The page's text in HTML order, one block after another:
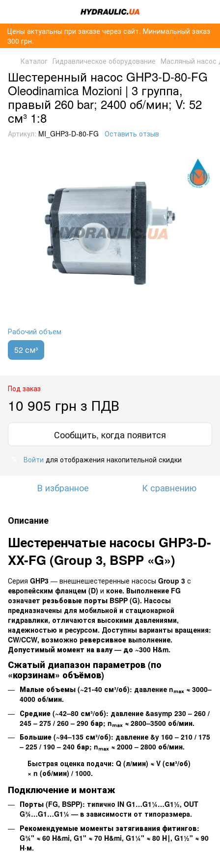
Цены актуальны при заказе через сайт. Минимальный заказ
300 грн.
Каталог Гидравлическое оборудование Масляный насос
Шестеренный насос GHP3-D-80-FG
Oleodinamica Mozioni | 3 группа,
правый 260 bar; 2400 об/мин; V: 52
см³ 1:8
Артикул: MI_GHP3-D-80-FG Оставить отзыв
Рабочий объем
52 см³
Под заказ
10 905 грн з ПДВ
Сообщить, когда появится
Войти для отображения накопительной скидки
В избранное К сравнению
Описание
Шестеренчатые насосы GHP3-D-
XX-FG (Group 3, BSPP «G»)
Серия GHP3 — внешнешестеренные насосы Group 3 с
европейским фланцем (D) и коне. Выполнение FG
означает резьбовые порты BSPP (G). Насосы
предназначены для мобильной и стационарной
гидравлики, отличаются высокими давлениями,
надежностью и ресурсом. Доступны варианты вращения:
CW/CCW, возможно реверсивное выполнение.
Допустимый момент на валу — до ~300 Н&m.
Сжатый диапазон параметров (по
«корзинам» объёмов)
Малые объемы (~21-40 см³/об): давление nₘₐₓ ≈ 3000–
4000 об/мин.
Средние (~42–80 см³/об): давление &asymp 230 – 260 /
245 – 275 / 260 – 290 бар; nₘₐₓ ≈ 2800–3500 об/мин.
Большие (~94–135 см³/об): давление &y 160 – 210 / 175
– 225 / 190 – 240 бар; nₘₐₓ ≈ 2000 – 2800 об/мин.
Быстрая оценка подачи: Q (л/мин) ≈ V (см³/об)
× n (об/мин) / 1000.
Подключение и монтаж
Порты (FG, BSPP): типично IN G1…G1¼…G1½, OUT
G¾…G1…G1¼ — в зависимости от типоразмера.
Рекомендуемые моменты затягивания фитингов:
G¾" ≈ 60 Н&mi, G1" ≈ 70 Н&mi, G1¼" ≈ 80 Н∣, G1½" ≈ 90
Н·м.